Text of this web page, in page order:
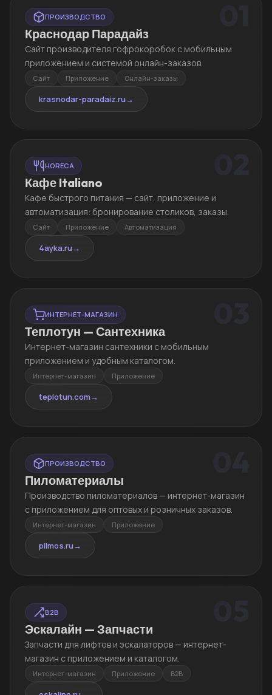
ПРОИЗВОДСТВО
Краснодар Парадайз
Сайт производителя гофрокоробок с мобильным
приложением и системой онлайн-заказов.
Сайт Приложение Онлайн-заказы
krasnodar-paradaiz.ru→
HORECA
Кафе Italiano
Кафе быстрого питания — сайт, приложение и
автоматизация: бронирование столиков, заказы.
Сайт Приложение Автоматизация
4ayka.ru→
ИНТЕРНЕТ-МАГАЗИН
Теплотун — Сантехника
Интернет-магазин сантехники с мобильным
приложением и удобным каталогом.
Интернет-магазин Приложение
teplotun.com→
ПРОИЗВОДСТВО
Пиломатериалы
Производство пиломатериалов — интернет-магазин
с приложением для оптовых и розничных заказов.
Интернет-магазин Приложение
pilmos.ru→
B2B
Эскалайн — Запчасти
Запчасти для лифтов и эскалаторов — интернет-
магазин с приложением и каталогом.
Интернет-магазин Приложение B2B